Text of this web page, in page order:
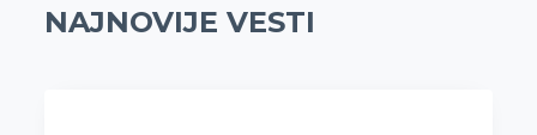
NAJNOVIJE VESTI